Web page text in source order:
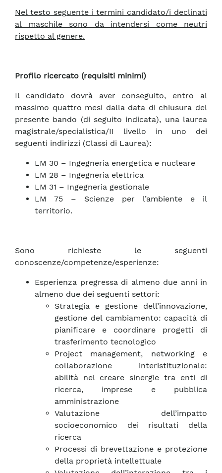
Nel testo seguente i termini candidato/i declinati
al maschile sono da intendersi come neutri
rispetto al genere.
Profilo ricercato (requisiti minimi)
Il candidato dovrà aver conseguito, entro al
massimo quattro mesi dalla data di chiusura del
presente bando (di seguito indicata), una laurea
magistrale/specialistica/II livello in uno dei
seguenti indirizzi (Classi di Laurea):
LM 30 – Ingegneria energetica e nucleare
LM 28 – Ingegneria elettrica
LM 31 – Ingegneria gestionale
LM 75 – Scienze per l’ambiente e il
territorio.
Sono richieste le seguenti
conoscenze/competenze/esperienze:
Esperienza pregressa di almeno due anni in
almeno due dei seguenti settori:
Strategia e gestione dell’innovazione,
gestione del cambiamento: capacità di
pianificare e coordinare progetti di
trasferimento tecnologico
Project management, networking e
collaborazione interistituzionale:
abilità nel creare sinergie tra enti di
ricerca, imprese e pubblica
amministrazione
Valutazione dell’impatto
socioeconomico dei risultati della
ricerca
Processi di brevettazione e protezione
della proprietà intellettuale